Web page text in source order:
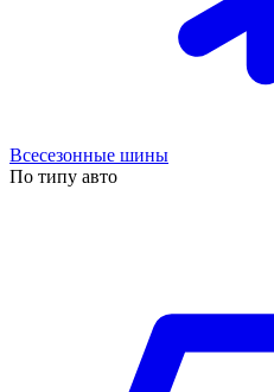
Всесезонные шины
По типу авто